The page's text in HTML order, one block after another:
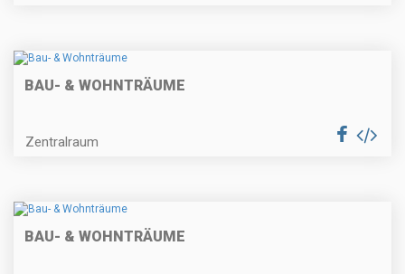
BAU- & WOHNTRÄUME
Zentralraum
BAU- & WOHNTRÄUME